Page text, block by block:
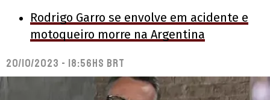
Rodrigo Garro se envolve em acidente e
motoqueiro morre na Argentina
20/10/2023 - 18:56hs BRT